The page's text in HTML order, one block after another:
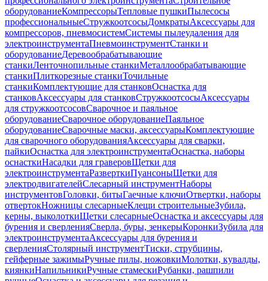
оборудованиеКомпрессорыТепловые пушкиПылесосы
профессиональныеСтружкоотсосыДомкратыАксессуары для
компрессоров, пневмосистемСистемы пылеудаления для
электроинструментаПневмоинструментСтанки и
оборудованиеДеревообрабатывающие
станкиЛенточнопильные станкиМеталлообрабатывающие
станкиПлиткорезные станкиТочильные
станкиКомплектующие для станковОснастка для
станковАксессуары для станковСтружкоотсосыАксессуары
для стружкоотсосовСварочное и паяльное
оборудованиеСварочное оборудованиеПаяльное
оборудованиеСварочные маски, аксессуарыКомплектующие
для сварочного оборудованияАксессуары для сварки,
пайкиОснастка для электроинструментаОснастка, наборы
оснасткиНасадки для граверовЩетки для
электроинструментаРазверткиПуансоныЩетки для
электродвигателейСлесарный инструментНаборы
инструментовГоловки, битыГаечные ключиОтвертки, наборы
отвертокНожницы слесарныеКлещи строительныеЗубила,
керны, выколоткиЩетки слесарныеОснастка и аксессуары для
бурения и сверленияСверла, буры, зенкерыКоронкиЗубила для
электроинструментаАксессуары для бурения и
сверленияСтолярный инструментТиски, струбцины,
гейферные зажимыРучные пилы, ножовкиМолотки, кувалды,
киянкиНапильникиРучные стамескиРубанки, рашпили